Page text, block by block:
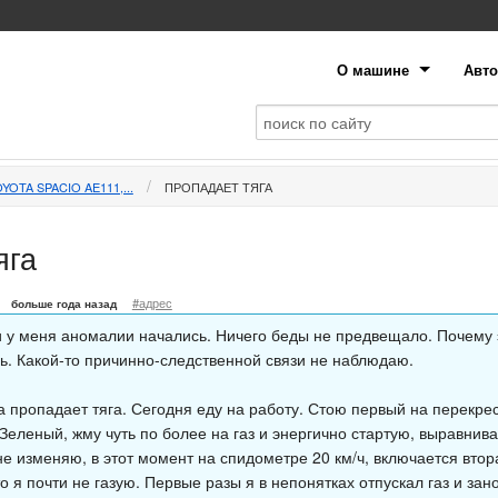
О машине
SPACIO AE111,... ПРОПАДАЕТ ТЯГА
больше года назад #адрес
у меня аномалии начались. Ничего беды не предвещало. Почему
Какой-то причинно-следственной связи не наблюдаю.
пропадает тяга. Сегодня еду на работу. Стою первый на
жму чуть по более на газ и энергично стартую,
изменяю, в этот момент на спидометре 20 км/ч, включается
я почти не газую. Первые разы я в непонятках отпускал газ и